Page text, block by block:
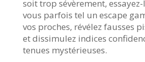
soit trop sévèrement,
vous parfois tel un escape
vos proches, révélez fausses
et dissimulez indices
tenues mystérieuses.